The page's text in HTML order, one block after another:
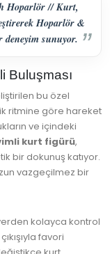
Hoparlör // Kurt,
Hoparlör &
sunuyor.
Buluşması
bu özel
ritmine göre hareket
ve içindeki
kurt figürü,
bir dokunuş katıyor.
vazgeçilmez bir
kolayca kontrol
favori